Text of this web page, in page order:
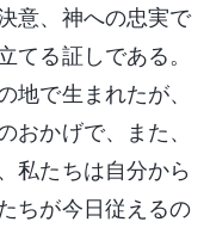
意、神への忠実で
てる証しである。
地で生まれたが、
おかげで、また、
私たちは自分から
ちが今日従えるの